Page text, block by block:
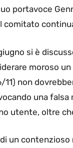
portavoce
comitato
si è
moroso
11) non
una
utente, oltre
un